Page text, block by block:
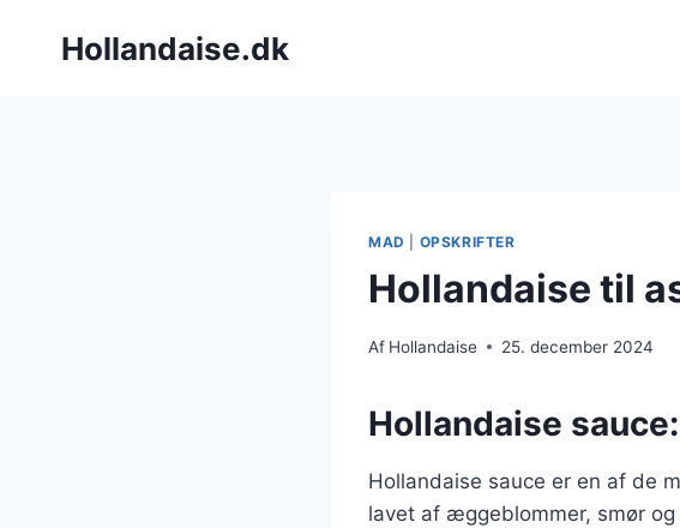
Hollandaise.dk
MAD OPSKRIFTER
Hollandaise til
Af Hollandaise 25. december 2024
Hollandaise
Hollandaise sauce er en af de
lavet af æggeblommer, smør